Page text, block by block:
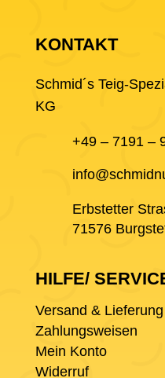
KONTAKT
Schmid´s Teig-
KG
+49 – 7191 –
Erbstetter
71576
HILFE/
Versand & Lieferung
Zahlungsweisen
Mein Konto
Widerruf